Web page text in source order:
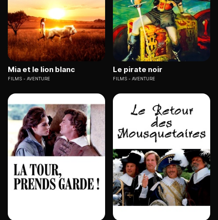
Mia et le lion blanc
FILMS AVENTURE
Le pirate noir
FILMS AVENTURE